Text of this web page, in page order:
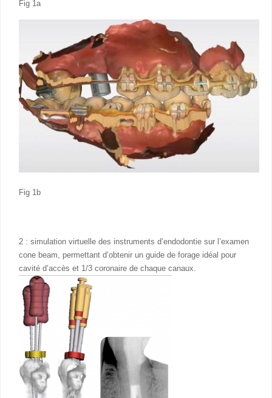
Fig 1a
Fig 1b
2 : simulation virtuelle des instruments d’endodontie sur l’examen
cone beam, permettant d’obtenir un guide de forage idéal pour
cavité d’accès et 1/3 coronaire de chaque canaux.